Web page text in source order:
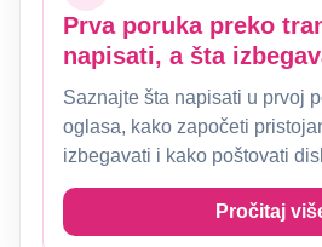
Prva poruka preko
napisati, a šta
Saznajte šta napisati u prvoj
oglasa, kako započeti
izbegavati i kako poštovati
Pročitaj